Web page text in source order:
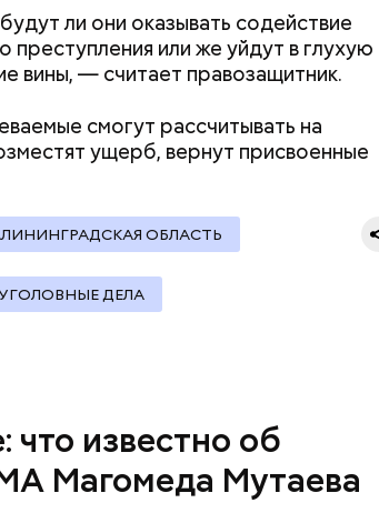
ли они оказывать содействие
преступления или же уйдут в глухую
вины, — считает правозащитник.
смогут рассчитывать на
ущерб, вернут присвоенные
ОБЛАСТЬ
ДЕЛА
что известно об
Магомеда Мутаева
председатель Следственного
быть одновременно хорошим
Я выбрала второе, ну а пример — мои
детей в любви и достатке, —